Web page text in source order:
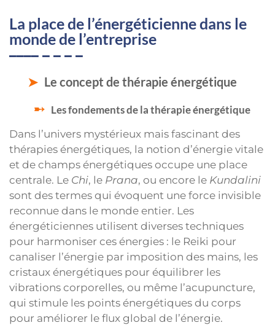
La place de l’énergéticienne dans le
monde de l’entreprise
Le concept de thérapie énergétique
Les fondements de la thérapie énergétique
Dans l’univers mystérieux mais fascinant des
thérapies énergétiques, la notion d’énergie vitale
et de champs énergétiques occupe une place
centrale. Le Chi, le Prana, ou encore le Kundalini
sont des termes qui évoquent une force invisible
reconnue dans le monde entier. Les
énergéticiennes utilisent diverses techniques
pour harmoniser ces énergies : le Reiki pour
canaliser l’énergie par imposition des mains, les
cristaux énergétiques pour équilibrer les
vibrations corporelles, ou même l’acupuncture,
qui stimule les points énergétiques du corps
pour améliorer le flux global de l’énergie.